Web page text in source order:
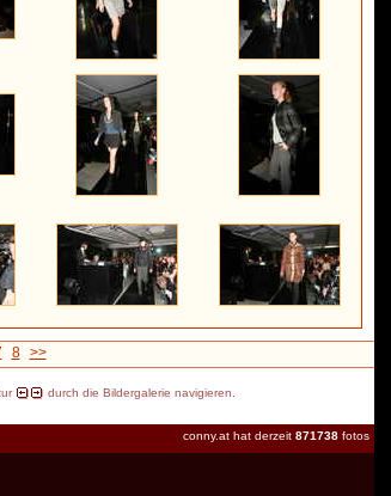
8 >>
durch die Bildergalerie navigieren.
conny.at hat derzeit 871738 fotos